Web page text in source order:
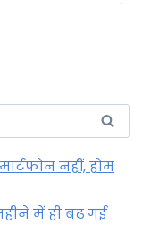
नहीं, होम
में ही बढ़ गई